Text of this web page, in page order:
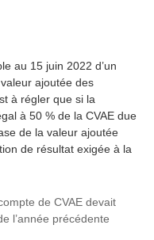
au 15 juin 2022 d’un
ajoutée des
à régler que si la
à 50 % de la CVAE due
de la valeur ajoutée
de résultat exigée à la
de CVAE devait
l’année précédente